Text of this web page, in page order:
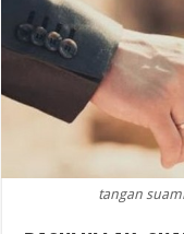
tangan